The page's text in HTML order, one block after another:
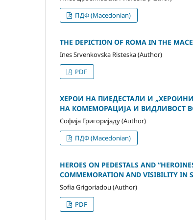
ПДФ (Macedonian)
THE DEPICTION OF ROMA IN THE
Ines Srvenkovska Risteska (Author)
PDF
ХЕРОИ НА ПИЕДЕСТАЛИ И
НА КОМЕМОРАЦИЈА И ВИДЛИВОСТ
Софија Григоријаду (Author)
ПДФ (Macedonian)
HEROES ON PEDESTALS AND
COMMEMORATION AND VISIBILITY IN
Sofia Grigoriadou (Author)
PDF